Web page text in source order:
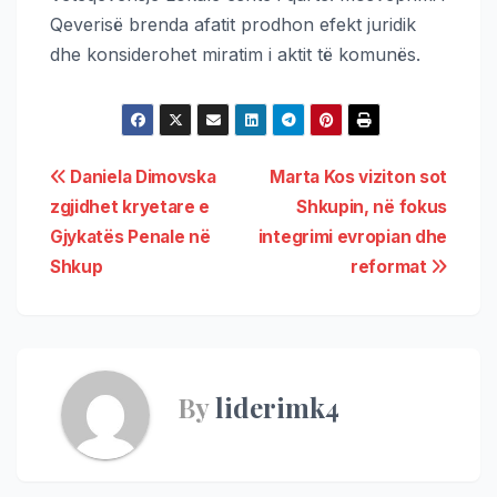
Qeverisë brenda afatit prodhon efekt juridik
dhe konsiderohet miratim i aktit të komunës.
Marta Kos viziton sot
Shkupin, në fokus
integrimi evropian dhe
reformat
Daniela Dimovska
zgjidhet kryetare e
Gjykatës Penale në
Shkup
Byliderimk4